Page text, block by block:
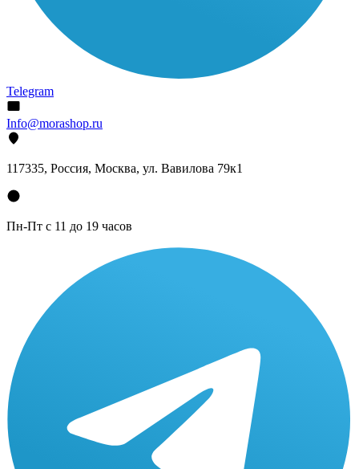
Telegram
Info@morashop.ru
117335, Россия, Москва, ул. Вавилова 79к1
Пн-Пт с 11 до 19 часов